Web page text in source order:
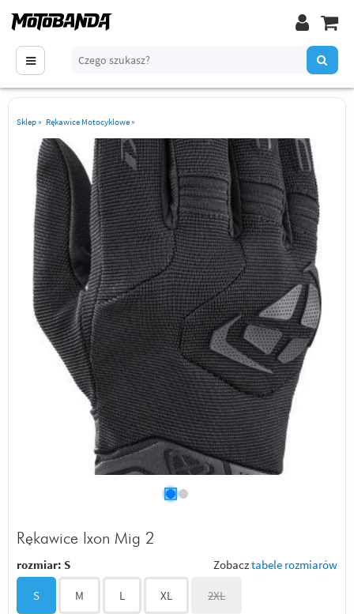
Sklep» Rękawice Motocyklowe»
Rękawice Ixon Mig 2
rozmiar: S Zobacztabele rozmiarów
S M L XL 2XL